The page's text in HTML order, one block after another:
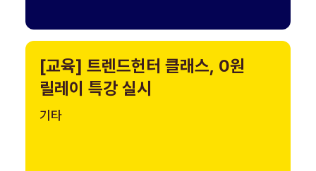
[교육] 트렌드헌터 클래스, 0원
릴레이 특강 실시
기타